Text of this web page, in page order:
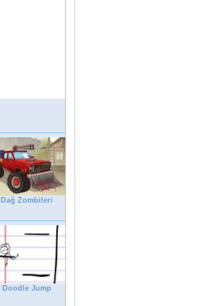
Dağ Zombileri
Doodle Jump